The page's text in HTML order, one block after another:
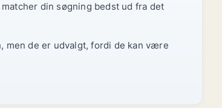
din søgning bedst ud fra det
men de er udvalgt, fordi de kan være